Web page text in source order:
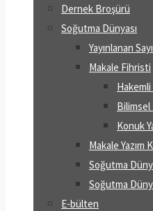
Dernek Broşürü
Soğutma Dünyası
Yayınlanan
Makale Fihristi
Bilimsel
Konuk
Makale Yazım
Soğutma
Soğutma
E-bülten